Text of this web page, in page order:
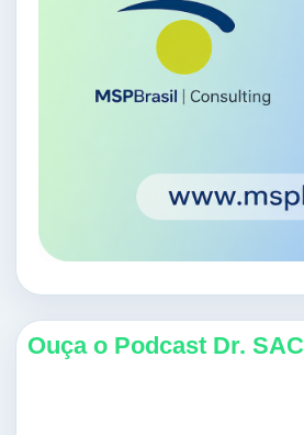
Ouça o Podcast Dr. SAC